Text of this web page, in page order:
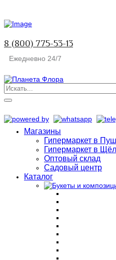
8 (800) 775-53-13
Ежедневно 24/7
Магазины
Гипермаркет в
Гипермаркет в
Оптовый склад
Садовый центр
Каталог